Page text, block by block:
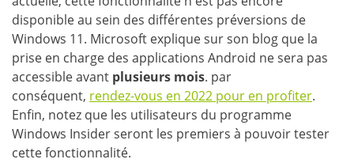
disponible au sein des différentes préversions de
Windows 11. Microsoft explique sur son blog que la
prise en charge des applications Android ne sera pas
accessible avant plusieurs mois. par
conséquent, rendez-vous en 2022 pour en profiter.
Enfin, notez que les utilisateurs du programme
Windows Insider seront les premiers à pouvoir tester
cette fonctionnalité.